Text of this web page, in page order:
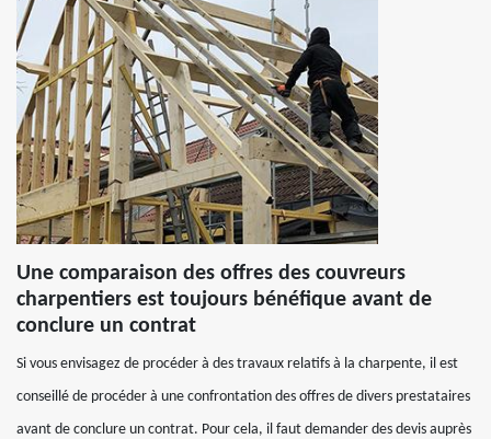
Une comparaison des offres des couvreurs
charpentiers est toujours bénéfique avant de
conclure un contrat
Si vous envisagez de procéder à des travaux relatifs à la charpente, il est
conseillé de procéder à une confrontation des offres de divers prestataires
avant de conclure un contrat. Pour cela, il faut demander des devis auprès